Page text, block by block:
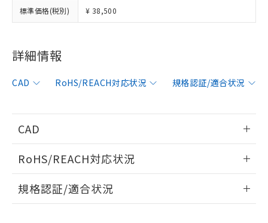
標準価格(税別) ¥ 38,500
詳細情報
CAD RoHS/REACH対応状況 規格認証/適合状況
CAD
ログイン/会員登録いただくと、CADデータをダウンロー
ドすることができます。
RoHS/REACH対応状況
EU RoHS 注意事項・凡例
規格認証/適合状況